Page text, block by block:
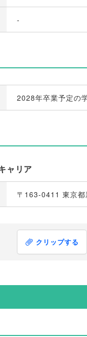
-
2028年卒業予定の
ャリア
〒163-0411 東京
クリップする